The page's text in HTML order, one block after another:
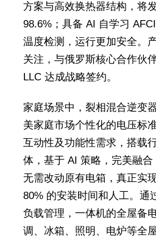
方案与高效换热器结构，将
98.6%；具备 AI 自学习
温度检测，运行更加安全。
关注，与俄罗斯核心合作伙
LLC 达成战略签约。
家庭场景中，裂相混合逆变
美家庭市场个性化的电压标
互动性及功能性需求，搭载
体，基于 AI 策略，完美融合
无需改动原有电箱，真正实
80% 的安装时间和人工。通
负载管理，一体机的全屋备
调、冰箱、照明、电炉等全